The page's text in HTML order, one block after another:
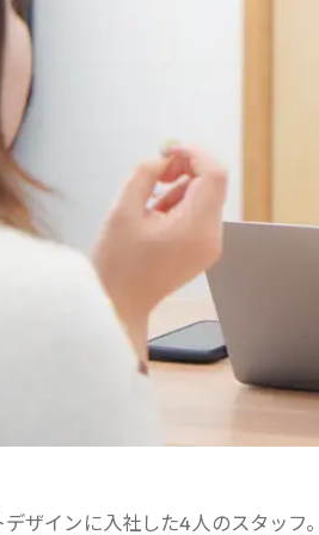
ザインに入社した4人のスタッフ